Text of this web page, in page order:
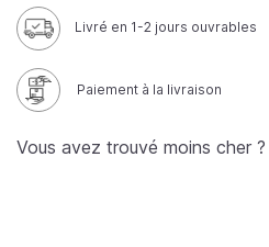
Livré en 1-2 jours ouvrables
Paiement à la livraison
Vous avez trouvé moins cher ?